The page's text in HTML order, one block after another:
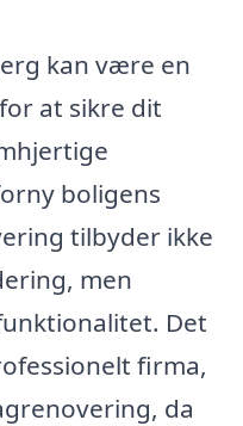
kan være en
at sikre dit
boligens
tilbyder ikke
men
Det
firma,
da